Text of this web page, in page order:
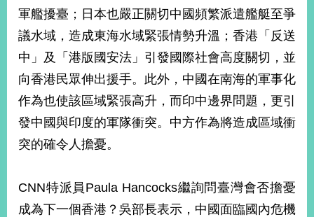
中
心
外
交
資
訊
國
地
區
軍艦擾臺；日本也嚴正關切中國頻繁派遣艦艇至爭
議水域，造成東海水域緊張情勢升溫；香港「反送
中」及「港版國安法」引發國際社會高度關切，並
向香港民眾伸出援手。此外，中國在南海的軍事化
作為也使該區域緊張高升，而印中邊界問題，更引
發中國與印度的軍隊衝突。中方作為將造成區域衝
突的確令人擔憂。
CNN特派員Paula Hancocks繼詢問臺灣會否擔憂
成為下一個香港？吳部長表示，中國面臨國內危機